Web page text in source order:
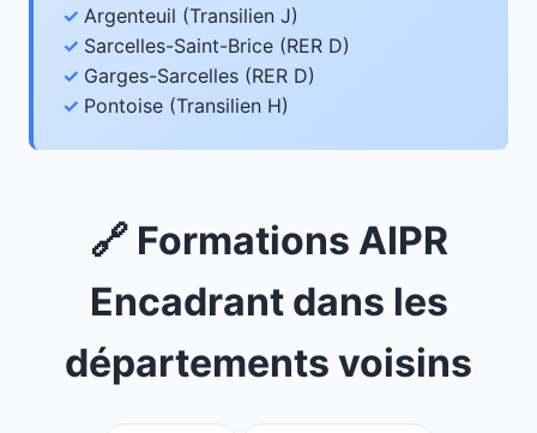
Argenteuil (Transilien J)
Sarcelles-Saint-Brice (RER D)
Garges-Sarcelles (RER D)
Pontoise (Transilien H)
🔗 Formations AIPR
Encadrant dans les
départements voisins